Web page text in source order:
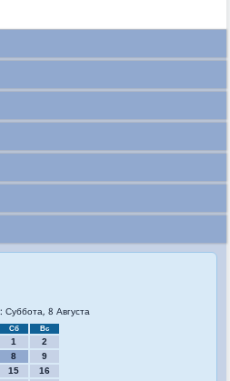
Суббота, 8 Августа
Сб Вс
1
2
8
9
15
16